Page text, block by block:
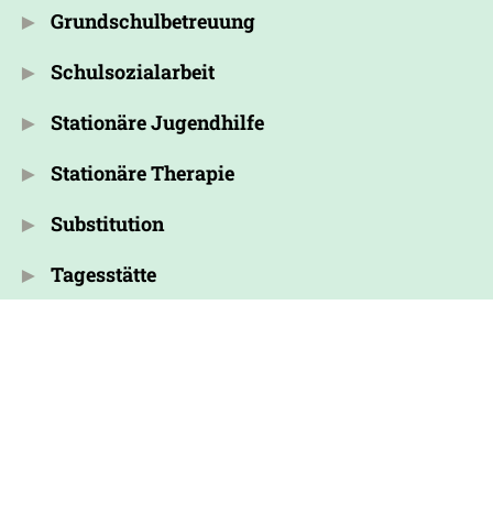
Grundschulbetreuung
Schulsozialarbeit
Stationäre Jugendhilfe
Stationäre Therapie
Substitution
Tagesstätte